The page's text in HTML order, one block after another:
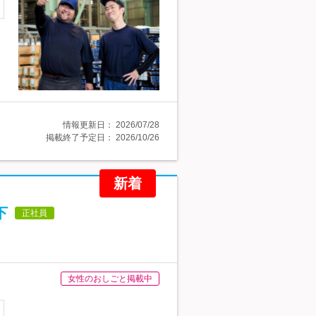
情報更新日： 2026/07/28
掲載終了予定日： 2026/10/26
新着
正社員
女性のおしごと掲載中